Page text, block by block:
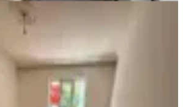
Vatan'dan Aktepe 951. Cadde
1. Kat Ön Cephe Bağımsız
Aktepe Mahallesi
1. Kat· 08.07.2026